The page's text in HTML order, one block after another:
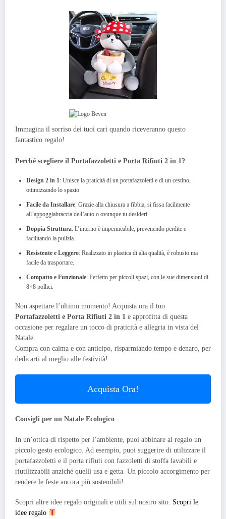
Immagina il sorriso dei tuoi cari quando riceveranno questo
fantastico regalo!
Perché scegliere il Portafazzoletti e Porta Rifiuti 2 in 1?
Design 2 in 1: Unisce la praticità di un portafazzoletti e di un cestino,
ottimizzando lo spazio.
Facile da Installare: Grazie alla chiusura a fibbia, si fissa facilmente
all’appoggiabraccia dell’auto o ovunque tu desideri.
Doppia Struttura: L’interno è impermeabile, prevenendo perdite e
facilitando la pulizia.
Resistente e Leggero: Realizzato in plastica di alta qualità, è robusto ma
facile da trasportare.
Compatto e Funzionale: Perfetto per piccoli spazi, con le sue dimensioni di
8×8 pollici.
Non aspettare l’ultimo momento! Acquista ora il tuo
Portafazzoletti e Porta Rifiuti 2 in 1 e approfitta di questa
occasione per regalare un tocco di praticità e allegria in vista del
Natale.
Compra con calma e con anticipo, risparmiando tempo e denaro, per
dedicarti al meglio alle festività!
Acquista Ora!
Consigli per un Natale Ecologico
In un’ottica di rispetto per l’ambiente, puoi abbinare al regalo un
piccolo gesto ecologico. Ad esempio, puoi suggerire di utilizzare il
portafazzoletti e il porta rifiuti con fazzoletti di stoffa lavabili e
riutilizzabili anziché quelli usa e getta. Un piccolo accorgimento per
rendere le feste ancora più sostenibili!
Scopri altre idee regalo originali e utili sul nostro sito: Scopri le
idee regalo